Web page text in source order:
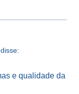
disse:
e qualidade da